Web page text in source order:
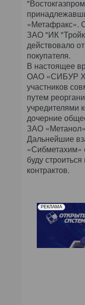
«Метафракс».
ЗАО "ИК
действовало
покупателя.
В настоящее
ОАО «СИБУР
участников
путем
учредителями
дочерние
ЗАО
Дальнейшие
буду
контрактов.
РЕКЛАМА